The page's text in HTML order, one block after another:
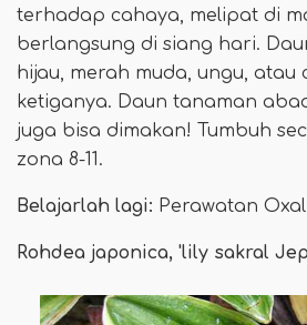
terhadap cahaya, melipat di
berlangsung di siang hari.
hijau, merah muda, ungu, atau
ketiganya. Daun tanaman
juga bisa dimakan! Tumbuh
zona 8-11.
Belajarlah lagi: Perawatan
Rohdea japonica, 'lily sakral